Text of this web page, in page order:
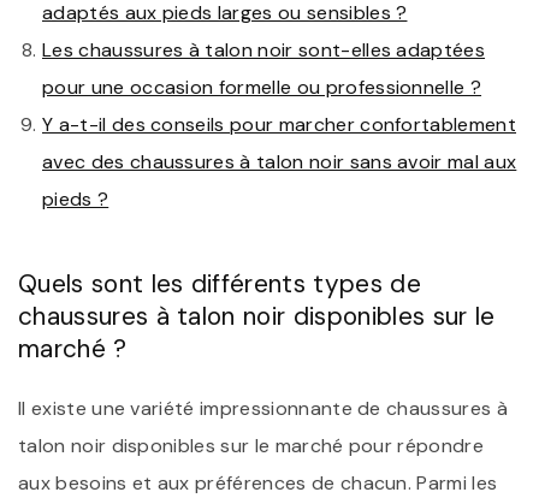
adaptés aux pieds larges ou sensibles ?
Les chaussures à talon noir sont-elles adaptées
pour une occasion formelle ou professionnelle ?
Y a-t-il des conseils pour marcher confortablement
avec des chaussures à talon noir sans avoir mal aux
pieds ?
Quels sont les différents types de
chaussures à talon noir disponibles sur le
marché ?
Il existe une variété impressionnante de chaussures à
talon noir disponibles sur le marché pour répondre
aux besoins et aux préférences de chacun. Parmi les